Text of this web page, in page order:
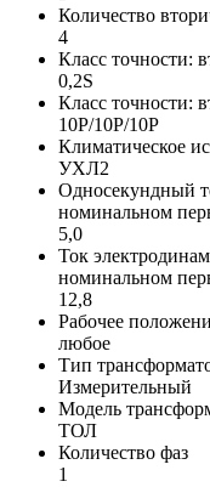
Количество
4
Класс точности:
0,2S
Класс точности:
10Р/10Р/10Р
Климатическое
УХЛ2
Односекундный
номинальном
5,0
Ток
номинальном
12,8
Рабочее
любое
Тип
Измерительный
Модель
ТОЛ
Количество фаз
1